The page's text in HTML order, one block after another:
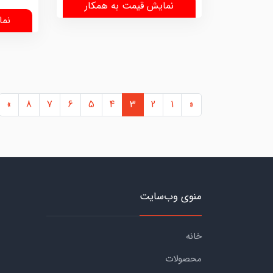
نمایش قیمت به همکار
«
1
2
3
4
5
6
7
8
»
منوی وب‌سایت
خانه
محصولات